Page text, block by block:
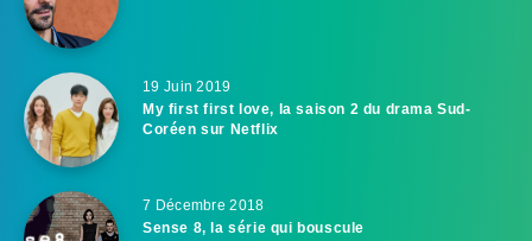
19 Juin 2019
My first first love, la saison 2 du drama Sud-
Coréen sur Netflix
7 Décembre 2018
Sense 8, la série qui bouscule